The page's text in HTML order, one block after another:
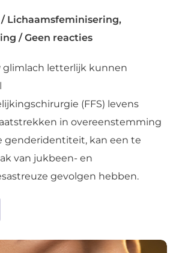
/ Lichaamsfeminisering,
/ Geen reacties
glimlach letterlijk kunnen
(FFS) levens
in overeenstemming
genderidentiteit, kan een te
van jukbeen- en
gevolgen hebben.